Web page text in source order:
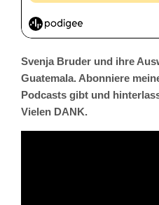
Svenja Bruder und ihre
Guatemala. Abonniere
Podcasts gibt und
Vielen DANK.